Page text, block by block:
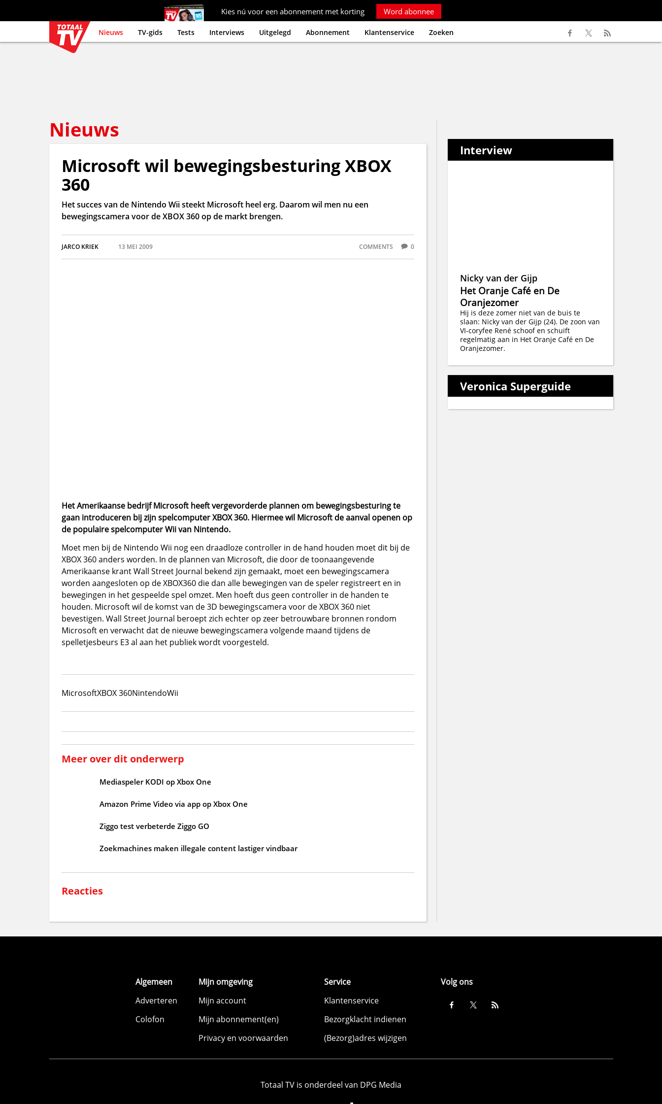
Kies nú voor een abonnement met korting Word abonnee
Nieuws TV-gids Tests Interviews Uitgelegd Abonnement Klantenservice Zoeken
Nieuws
Microsoft wil bewegingsbesturing XBOX
360
Het succes van de Nintendo Wii steekt Microsoft heel erg. Daarom wil men nu een
bewegingscamera voor de XBOX 360 op de markt brengen.
JARCO KRIEK 13 MEI 2009 COMMENTS 0
Het Amerikaanse bedrijf Microsoft heeft vergevorderde plannen om bewegingsbesturing te
gaan introduceren bij zijn spelcomputer XBOX 360. Hiermee wil Microsoft de aanval openen op
de populaire spelcomputer Wii van Nintendo.
Moet men bij de Nintendo Wii nog een draadloze controller in de hand houden moet dit bij de
XBOX 360 anders worden. In de plannen van Microsoft, die door de toonaangevende
Amerikaanse krant Wall Street Journal bekend zijn gemaakt, moet een bewegingscamera
worden aangesloten op de XBOX360 die dan alle bewegingen van de speler registreert en in
bewegingen in het gespeelde spel omzet. Men hoeft dus geen controller in de handen te
houden. Microsoft wil de komst van de 3D bewegingscamera voor de XBOX 360 niet
bevestigen. Wall Street Journal beroept zich echter op zeer betrouwbare bronnen rondom
Microsoft en verwacht dat de nieuwe bewegingscamera volgende maand tijdens de
spelletjesbeurs E3 al aan het publiek wordt voorgesteld.
MicrosoftXBOX 360NintendoWii
Meer over dit onderwerp
Mediaspeler KODI op Xbox One
Amazon Prime Video via app op Xbox One
Ziggo test verbeterde Ziggo GO
Zoekmachines maken illegale content lastiger vindbaar
Reacties
Interview
Nicky van der Gijp
Het Oranje Café en De
Oranjezomer
Hij is deze zomer niet van de buis te
slaan: Nicky van der Gijp (24). De zoon van
VI-coryfee René schoof en schuift
regelmatig aan in Het Oranje Café en De
Oranjezomer.
Veronica Superguide
Algemeen
Adverteren
Colofon
Mijn omgeving
Mijn account
Mijn abonnement(en)
Privacy en voorwaarden
Service
Klantenservice
Bezorgklacht indienen
(Bezorg)adres wijzigen
Volg ons
Totaal TV is onderdeel van DPG Media